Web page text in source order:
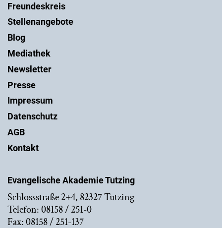
Evangelische Akademie Tutzing
Schlossstraße 2+4, 82327 Tutzing
Telefon: 08158 / 251-0
Fax: 08158 / 251-137
Freundeskreis
Stellenangebote
Blog
Mediathek
Newsletter
Presse
Impressum
Datenschutz
AGB
Kontakt